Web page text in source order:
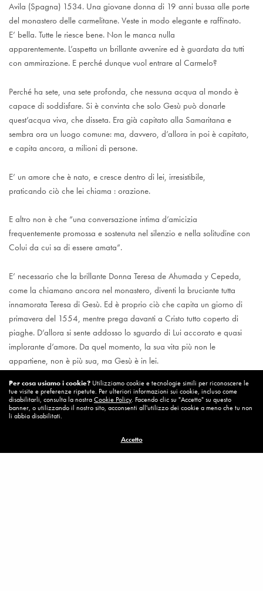
Avila (Spagna) 1534. Una giovane donna di 19 anni bussa alle porte
del monastero delle carmelitane. Veste in modo elegante e raffinato.
E’ bella. Tutte le riesce bene. Non le manca nulla
apparentemente. L’aspetta un brillante avvenire ed è guardata da tutti
con ammirazione. E perché dunque vuol entrare al Carmelo?
Perché ha sete, una sete profonda, che nessuna acqua al mondo è
capace di soddisfare. Si è convinta che solo Gesù può donarle
quest’acqua viva, che disseta. Era già capitato alla Samaritana e
sembra ora un luogo comune: ma, davvero, d’allora in poi è capitato,
e capita ancora, a milioni di persone.
E’ un amore che è nato, e cresce dentro di lei, irresistibile,
praticando ciò che lei chiama : orazione.
E altro non è che “una conversazione intima d’amicizia
frequentemente promossa e sostenuta nel silenzio e nella solitudine con
Colui da cui sa di essere amata”.
E’ necessario che la brillante Donna Teresa de Ahumada y Cepeda,
come la chiamano ancora nel monastero, diventi la bruciante tutta
innamorata Teresa di Gesù. Ed è proprio ciò che capita un giorno di
primavera del 1554, mentre prega davanti a Cristo tutto coperto di
piaghe. D’allora si sente addosso lo sguardo di Lui accorato e quasi
implorante d’amore. Da quel momento, la sua vita più non le
appartiene, non è più sua, ma Gesù è in lei.
Rivelerà al suo confessore, un giorno, che sembrava impossibile che
si potesse amare più di così. “Non smetteva mai di parlare a Lui o di
parlare di Lui!”. Non ricordava di essersi dimenticata di Lui per più di tre
Per cosa usiamo i cookie? Utilizziamo cookie e tecnologie simili per riconoscere le
tue visite e preferenze ripetute. Per ulteriori informazioni sui cookie, incluso come
disabilitarli, consulta la nostraCookie Policy. Facendo clic su "Accetto" su questo
banner, o utilizzando il nostro sito, acconsenti all'utilizzo dei cookie a meno che tu non
li abbia disabilitati.
Accetto